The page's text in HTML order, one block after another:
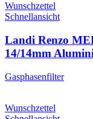
Wunschzettel
Schnellansicht
Landi Renzo
14/14mm
Gasphasenfilter
Wunschzettel